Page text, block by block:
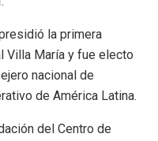
la primera
Villa María y fue electo
nacional de
de América Latina.
del Centro de